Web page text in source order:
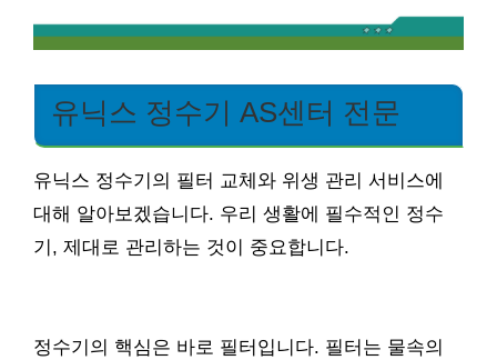
유닉스 정수기 AS센터 전문
유닉스 정수기의 필터 교체와 위생 관리 서비스에
대해 알아보겠습니다. 우리 생활에 필수적인 정수
기, 제대로 관리하는 것이 중요합니다.
정수기의 핵심은 바로 필터입니다. 필터는 물속의